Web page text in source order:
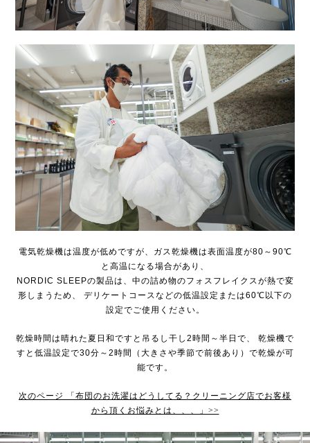
電気乾燥機は温度が低めですが、ガス乾燥機は表面温度が80～90℃
と高温になる場合があり、
NORDIC SLEEPの製品は、中の詰め物のフォスフレイクスが熱で変
形しまうため、
デリケートコースなどの低温設定または60℃以下の
設定でご使用ください。
乾燥時間は晴れた夏日和ですと吊るし干し2時間～半日で、
乾燥機で
すと低温設定で30分～2時間（大きさや季節で前後あり）で乾燥が可
能です。
次のページ 「布団のお洗濯はどうしてる？クリーニング店でお客様
から頂くお悩みとは、、、」>>